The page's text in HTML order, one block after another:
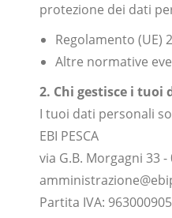
protezione dei dati
Regolamento (UE)
Altre normative
2. Chi gestisce i tuoi
I tuoi dati personali
EBI PESCA
via G.B. Morgagni 33 -
Partita IVA: